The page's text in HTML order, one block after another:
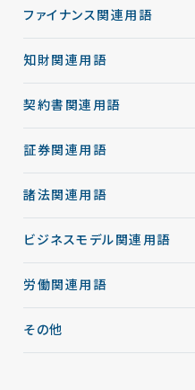
ファイナンス関連用語
知財関連用語
契約書関連用語
証券関連用語
諸法関連用語
ビジネスモデル関連用語
労働関連用語
その他